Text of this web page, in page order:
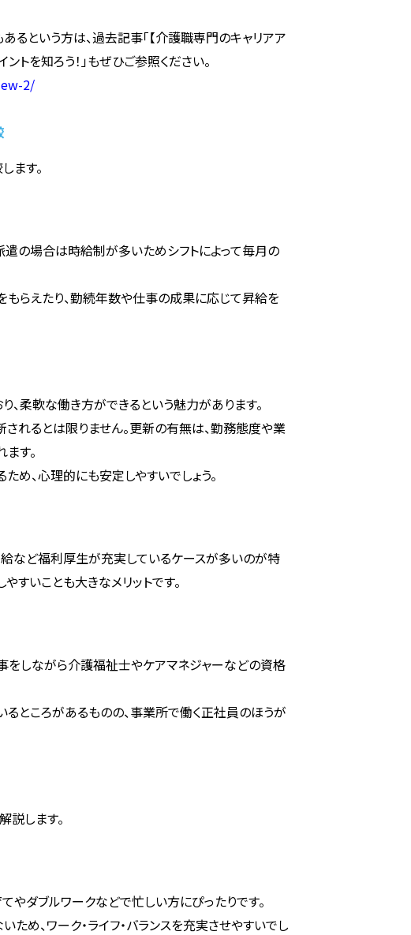
という方は、過去記事「【介護職専門のキャリアア
トを知ろう！」もぜひご参照ください。
2/
ます。
の場合は時給制が多いためシフトによって毎月の
らえたり、勤続年数や仕事の成果に応じて昇給を
柔軟な働き方ができるという魅力があります。
れるとは限りません。更新の有無は、勤務態度や業
す。
、心理的にも安定しやすいでしょう。
など福利厚生が充実しているケースが多いのが特
すいことも大きなメリットです。
をしながら介護福祉士やケアマネジャーなどの資格
ところがあるものの、事業所で働く正社員のほうが
説します。
ダブルワークなどで忙しい方にぴったりです。
め、ワーク・ライフ・バランスを充実させやすいでし